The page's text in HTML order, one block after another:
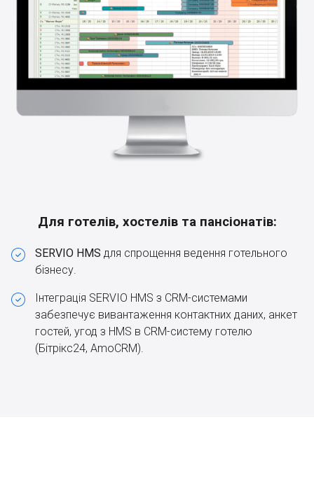
Для готелів, хостелів та пансіонатів:
SERVIO HMS для спрощення ведення готельного
бізнесу.
Інтеграція SERVIO HMS з CRM-системами
забезпечує вивантаження контактних даних, анкет
гостей, угод з HMS в CRM-систему готелю
(Бітрікс24, AmoCRM).